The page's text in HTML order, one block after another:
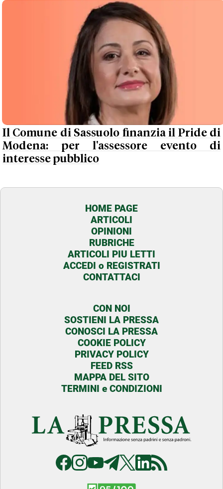
Il Comune di Sassuolo finanzia il Pride di
Modena: per l'assessore evento di
interesse pubblico
HOME PAGE
ARTICOLI
OPINIONI
RUBRICHE
ARTICOLI PIU LETTI
ACCEDI o REGISTRATI
CONTATTACI
CON NOI
SOSTIENI LA PRESSA
CONOSCI LA PRESSA
COOKIE POLICY
PRIVACY POLICY
FEED RSS
MAPPA DEL SITO
TERMINI e CONDIZIONI